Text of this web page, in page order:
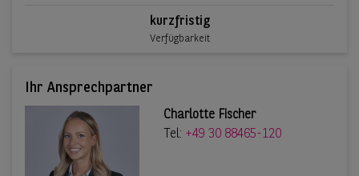
kurzfristig
Verfügbarkeit
Ihr Ansprechpartner
Charlotte Fischer
Tel: +49 30 88465-120